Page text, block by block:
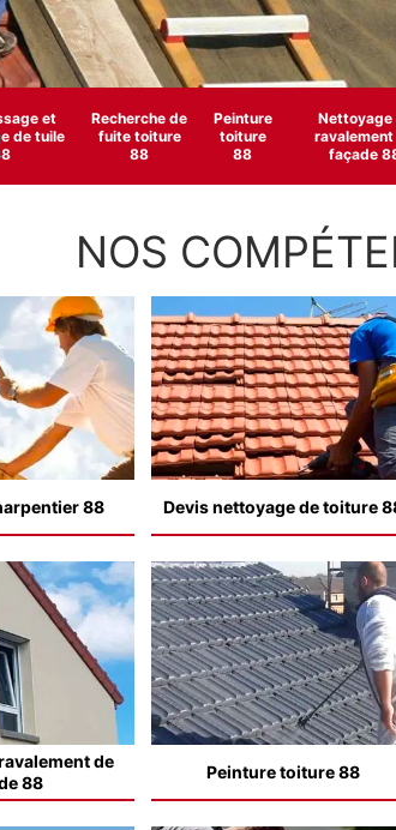
et
de tuile
Recherche de
fuite toiture
88
Peinture
toiture
88
Nettoyage
ravalement
façade
NOS
88 Devis nettoyage de toiture
de
88
Peinture toiture 88